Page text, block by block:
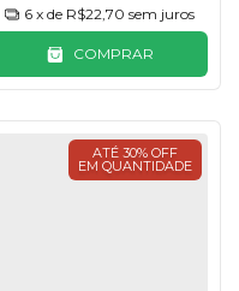
6 x de R$22,70 sem juros
COMPRAR
ATÉ 30% OFF
EM QUANTIDADE